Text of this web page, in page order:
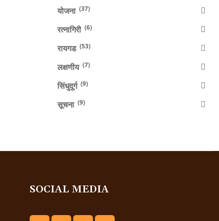
योजना (37)
रत्नागिरी (6)
रायगड (53)
लक्षणीय (7)
सिंधुदूर्ग (9)
सूचना (9)
SOCIAL MEDIA